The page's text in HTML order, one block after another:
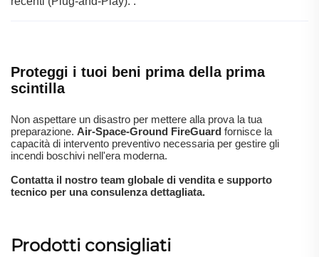
Proteggi i tuoi beni prima della prima
scintilla
Non aspettare un disastro per mettere alla prova la tua
preparazione. Air-Space-Ground FireGuard fornisce la
capacità di intervento preventivo necessaria per gestire gli
incendi boschivi nell'era moderna.
Contatta il nostro team globale di vendita e supporto
tecnico per una consulenza dettagliata.
Prodotti consigliati